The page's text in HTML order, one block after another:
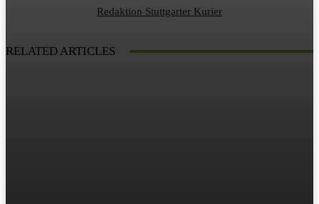
Redaktion Stuttgarter Kurier
RELATED ARTICLES